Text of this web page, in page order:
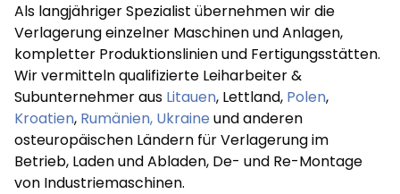
Als langjähriger Spezialist übernehmen wir die
Verlagerung einzelner Maschinen und Anlagen,
kompletter Produktionslinien und Fertigungsstätten.
Wir vermitteln qualifizierte Leiharbeiter &
Subunternehmer aus Litauen, Lettland, Polen,
Kroatien, Rumänien, Ukraine und anderen
osteuropäischen Ländern für Verlagerung im
Betrieb, Laden und Abladen, De- und Re-Montage
von Industriemaschinen.